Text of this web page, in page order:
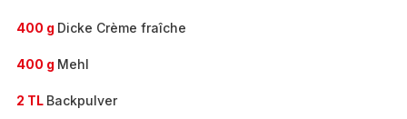
400 g Dicke Crème fraîche
400 g Mehl
2 TL Backpulver